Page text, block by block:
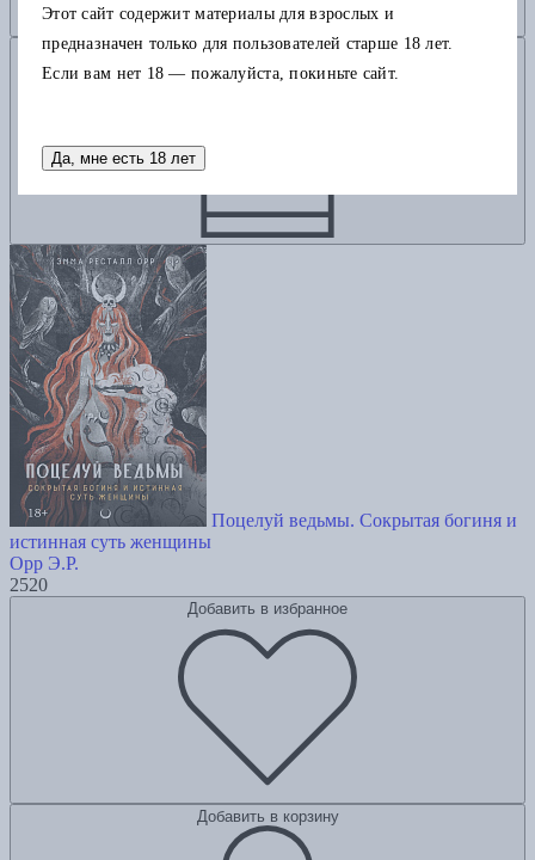
Добавить в корзину
Поцелуй ведьмы. Сокрытая богиня и
истинная суть женщины
Орр Э.Р.
2520
Добавить в избранное
Добавить в корзину
Этот сайт содержит материалы для взрослых и
предназначен только для пользователей старше 18 лет.
Если вам нет 18 — пожалуйста, покиньте сайт.
Да, мне есть 18 лет